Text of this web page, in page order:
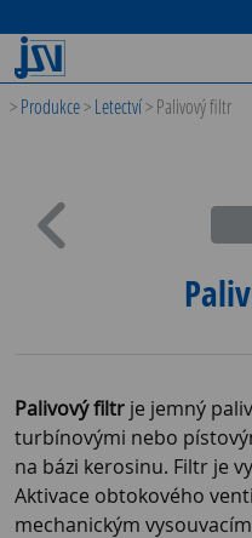
>Produkce>Letectví>Palivový filtr
Palivový filtr je jemný
turbínovými nebo
na bázi kerosinu. Filtr je
Aktivace obtokového
mechanickým